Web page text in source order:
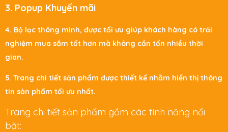
3. Popup Khuyến mãi
4. Bộ lọc thông minh, được tối ưu giúp khách hàng có trải
nghiệm mua sắm tốt hơn mà không cần tốn nhiều thời
gian.
5. Trang chi tiết sản phẩm được thiết kế nhằm hiển thị thông
tin sản phẩm tối ưu nhất.
Trang chi tiết sản phẩm gồm các tính năng nổi
bật: